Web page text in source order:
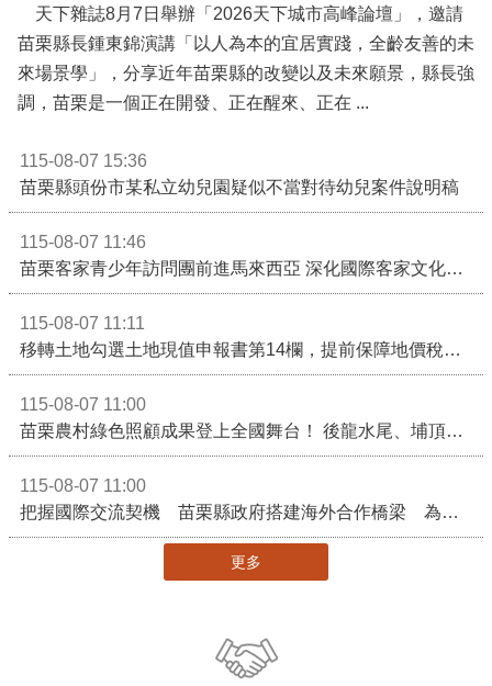
天下雜誌8月7日舉辦「2026天下城市高峰論壇」，邀請
苗栗縣長鍾東錦演講「以人為本的宜居實踐，全齡友善的未
來場景學」，分享近年苗栗縣的改變以及未來願景，縣長強
調，苗栗是一個正在開發、正在醒來、正在 ...
115-08-07 15:36
苗栗縣頭份市某私立幼兒園疑似不當對待幼兒案件說明稿
115-08-07 11:46
苗栗客家青少年訪問團前進馬來西亞 深化國際客家文化交流
115-08-07 11:11
移轉土地勾選土地現值申報書第14欄，提前保障地價稅節稅權益
115-08-07 11:00
苗栗農村綠色照顧成果登上全國舞台！ 後龍水尾、埔頂社區前進2026高齡健康產業博覽會
115-08-07 11:00
把握國際交流契機 苗栗縣政府搭建海外合作橋梁 為在地產業爭取更多國際市場機會
更多